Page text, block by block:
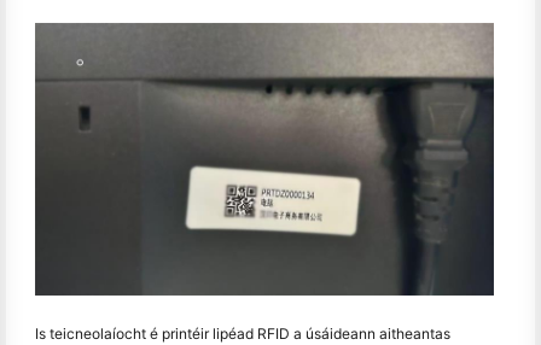
Is teicneolaíocht é printéir lipéad RFID a úsáideann aitheantas